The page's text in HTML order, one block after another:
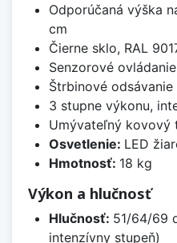
Odporúčaná výška
cm
Čierne sklo, RAL
Senzorové ovládanie
Štrbinové odsávanie
3 stupne výkonu,
Umývateľný kovový
Osvetlenie: LED
Hmotnosť: 18 kg
Výkon a hlučnosť
Hlučnosť: 51/64/69
intenzívny stupeň)